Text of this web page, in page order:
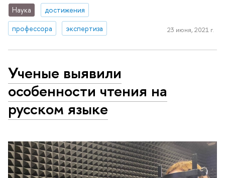
Наука
достижения
профессора
экспертиза 23 июня, 2021 г.
Ученые выявили
особенности чтения на
русском языке